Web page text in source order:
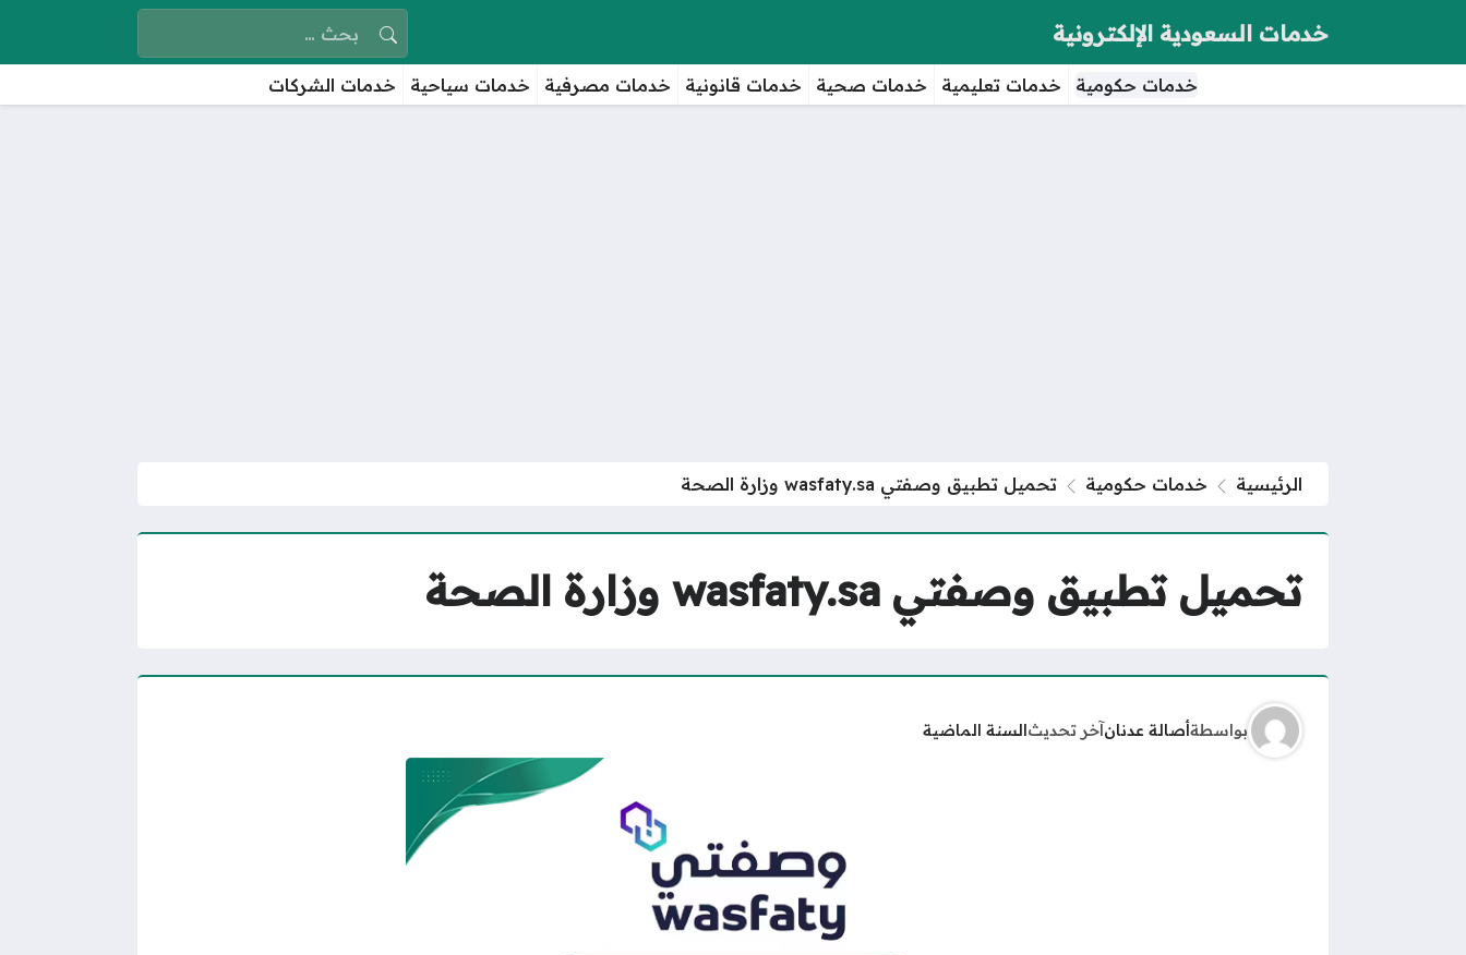
خدمات السعودية الإلكترونية البحث عن:
خدمات حكومية خدمات تعليمية خدمات صحية خدمات قانونية خدمات مصرفية خدمات سياحية خدمات الشركات
الرئيسية خدمات حكومية تحميل تطبيق وصفتي wasfaty.sa وزارة الصحة
تحميل تطبيق وصفتي wasfaty.sa وزارة الصحة
بواسطةأصالة عدنانآخر تحديثالسنة الماضية